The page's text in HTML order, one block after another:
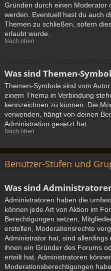
Gründen durch einen Moderator
werden. Eventuell hast du auch
Themen zu schließen, sofern
erlaubt wurde.
Nach oben
Was sind Themen-
Themen-Symbole sind vom
einem Thema in Verbindung
kennzeichnen zu können. Die
verwenden, hängt von deinen
Administration gesetzt hat.
Nach oben
Benutzer-Stufen und
Was sind
Administratoren haben die
können jede Art von Aktion im
Berechtigungen setzen,
erstellen, Moderationsrechte
Administrator hat, sind
ihnen ein Gründer des Forums
erteilt hat. Administratoren
Moderationsberechtigungen